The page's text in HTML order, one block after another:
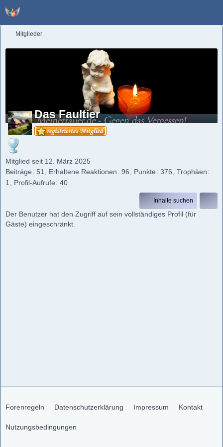
Mitglieder
Das Faultier
Mitglied seit 12. März 2025
Beiträge
51 Erhaltene Reaktionen 96 Punkte 376
Trophäen
1
Profil-Aufrufe 40
Inhalte suchen
Der Benutzer hat den Zugriff auf sein vollständiges Profil (für
Gäste) eingeschränkt.
Forenregeln Datenschutzerklärung Impressum Kontakt
Nutzungsbedingungen